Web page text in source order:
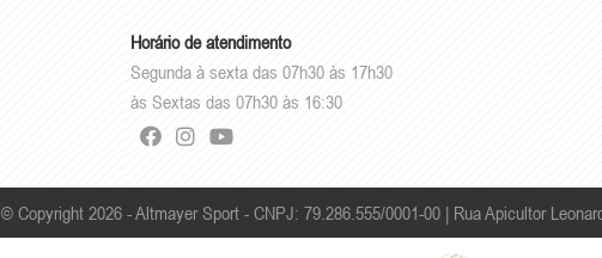
Horário de atendimento
Segunda à sexta das 07h30 às 17h30
às Sextas das 07h30 às 16:30
© Copyright 2026 - Altmayer Sport - CNPJ: 79.286.555/0001-00 | Rua Apicultor